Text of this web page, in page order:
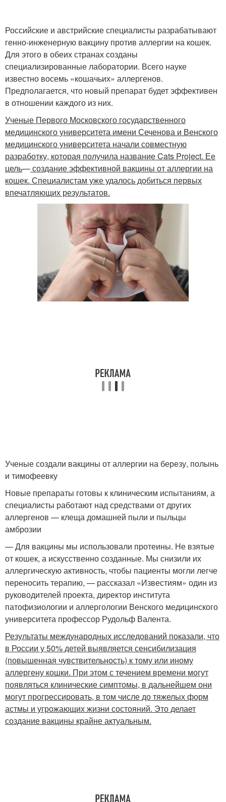
Российские и австрийские специалисты разрабатывают
генно-инженерную вакцину против аллергии на кошек.
Для этого в обеих странах созданы
специализированные лаборатории. Всего науке
известно восемь «кошачьих» аллергенов.
Предполагается, что новый препарат будет эффективен
в отношении каждого из них.
Ученые Первого Московского государственного
медицинского университета имени Сеченова и Венского
медицинского университета начали совместную
разработку, которая получила название Cats Project. Ее
цель—создание эффективной вакцины от аллергии на
кошек. Специалистам уже удалось добиться первых
впечатляющих результатов.
Ученые создали вакцины от аллергии на березу, полынь
и тимофеевку
Новые препараты готовы к клиническим испытаниям, а
специалисты работают над средствами от других
аллергенов — клеща домашней пыли и пыльцы
амброзии
— Для вакцины мы использовали протеины. Не взятые
от кошек, а искусственно созданные. Мы снизили их
аллергическую активность, чтобы пациенты могли легче
переносить терапию, — рассказал «Известиям» один из
руководителей проекта, директор института
патофизиологии и аллергологии Венского медицинского
университета профессор Рудольф Валента.
Результаты международных исследований показали, что
в России у 50% детей выявляется сенсибилизация
(повышенная чувствительность) к тому или иному
аллергену кошки. При этом с течением времени могут
появляться клинические симптомы, в дальнейшем они
могут прогрессировать, в том числе до тяжелых форм
астмы и угрожающих жизни состояний. Это делает
создание вакцины крайне актуальным.